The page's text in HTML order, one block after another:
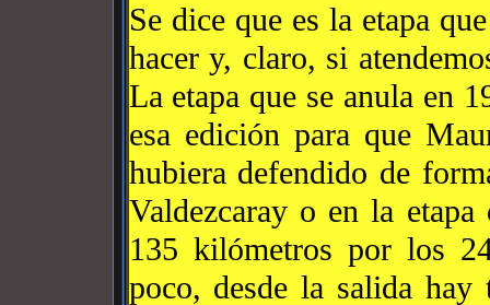
Se dice que es la etapa
hacer y, claro, si
La etapa que se anula en
esa edición para que
hubiera defendido de
Valdezcaray o en la
135 kilómetros por los
poco, desde la salida hay